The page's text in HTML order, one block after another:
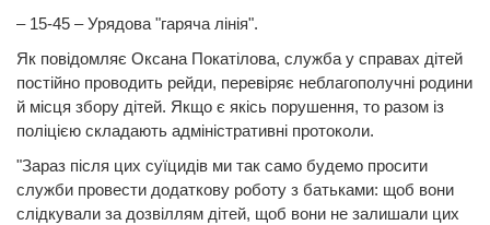
– 15-45 – Урядова "гаряча лінія".
Як повідомляє Оксана Покатілова, служба у справах дітей
постійно проводить рейди, перевіряє неблагополучні родини
й місця збору дітей. Якщо є якісь порушення, то разом із
поліцією складають адміністративні протоколи.
"Зараз після цих суїцидів ми так само будемо просити
служби провести додаткову роботу з батьками: щоб вони
слідкували за дозвіллям дітей, щоб вони не залишали цих